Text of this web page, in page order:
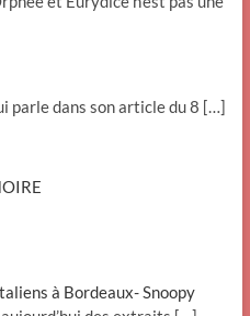
parle dans son article du 8 […]
à Bordeaux- Snoopy